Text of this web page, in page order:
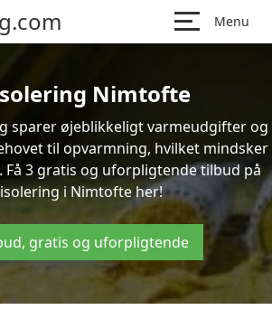
Menu
Nimtofte
sparer øjeblikkeligt varmeudgifter og
til opvarmning, hvilket mindsker
Få 3 gratis og uforpligtende tilbud på
i Nimtofte her!
gratis og uforpligtende